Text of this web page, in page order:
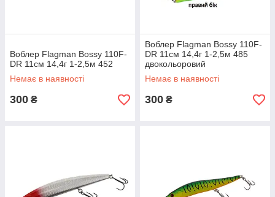
Воблер Flagman Bossy 110F-
DR 11см 14,4г 1-2,5м 452
Немає в наявності
300 ₴
Воблер Flagman Bossy 110F-
DR 11см 14,4г 1-2,5м 485
двокольоровий
Немає в наявності
300 ₴